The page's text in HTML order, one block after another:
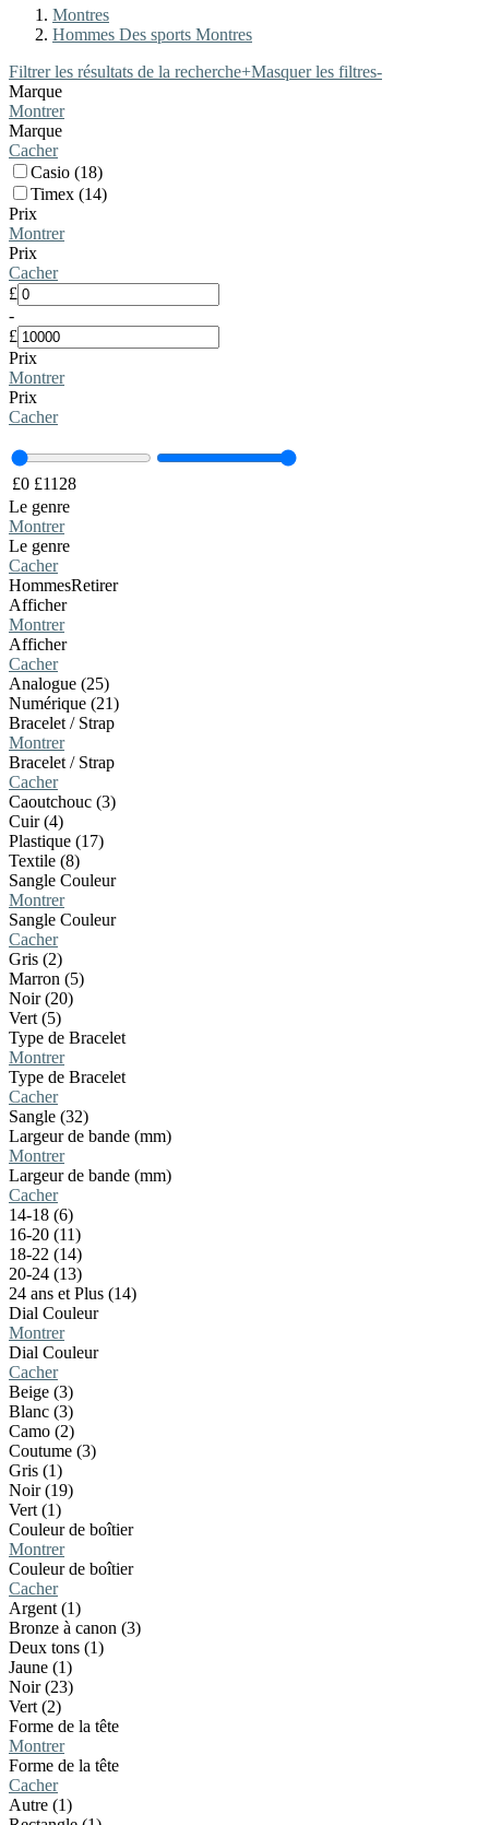
Montres
Hommes Des sports Montres
Filtrer les résultats de la recherche+Masquer les filtres-
Marque
Montrer
Marque
Cacher
Casio (18)
Timex (14)
Prix
Montrer
Prix
Cacher
£
-
£
Prix
Montrer
Prix
Cacher
£0 £1128
Le genre
Montrer
Le genre
Cacher
HommesRetirer
Afficher
Montrer
Afficher
Cacher
Analogue (25)
Numérique (21)
Bracelet / Strap
Montrer
Bracelet / Strap
Cacher
Caoutchouc (3)
Cuir (4)
Plastique (17)
Textile (8)
Sangle Couleur
Montrer
Sangle Couleur
Cacher
Gris (2)
Marron (5)
Noir (20)
Vert (5)
Type de Bracelet
Montrer
Type de Bracelet
Cacher
Sangle (32)
Largeur de bande (mm)
Montrer
Largeur de bande (mm)
Cacher
14-18 (6)
16-20 (11)
18-22 (14)
20-24 (13)
24 ans et Plus (14)
Dial Couleur
Montrer
Dial Couleur
Cacher
Beige (3)
Blanc (3)
Camo (2)
Coutume (3)
Gris (1)
Noir (19)
Vert (1)
Couleur de boîtier
Montrer
Couleur de boîtier
Cacher
Argent (1)
Bronze à canon (3)
Deux tons (1)
Jaune (1)
Noir (23)
Vert (2)
Forme de la tête
Montrer
Forme de la tête
Cacher
Autre (1)